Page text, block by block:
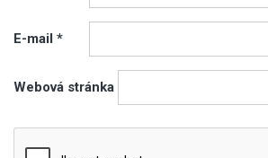
E-mail *
Webová stránka